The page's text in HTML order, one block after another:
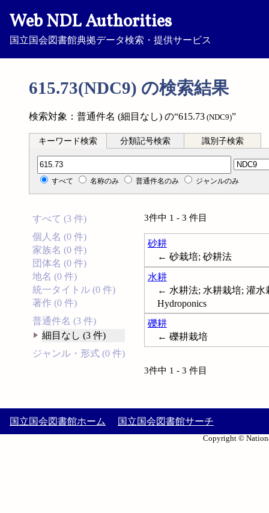
Web NDL Authorities
国立国会図書館典拠データ検索・提供サービス
615.73(NDC9) の検索結果
検索対象：普通件名 (細目なし) の“615.73 (NDC9)”
キーワード検索 分類記号検索 識別子検索
分類記号検索
すべて 名称のみ 普通件名のみ ジャンルのみ
すべて (3 件)
個人名 (0 件)
家族名 (0 件)
団体名 (0 件)
地名 (0 件)
統一タイトル (0 件)
著作 (0 件)
普通件名 (3 件)
細目なし (3 件)
ジャンル・形式 (0 件)
3件中 1 - 3 件目
砂耕
← 砂栽培; 砂耕法
水耕
← 水耕法; 水耕栽培; 灌水
Hydroponics
礫耕
← 礫耕栽培
3件中 1 - 3 件目
国立国会図書館ホーム 国立国会図書館サーチ
Copyright ©